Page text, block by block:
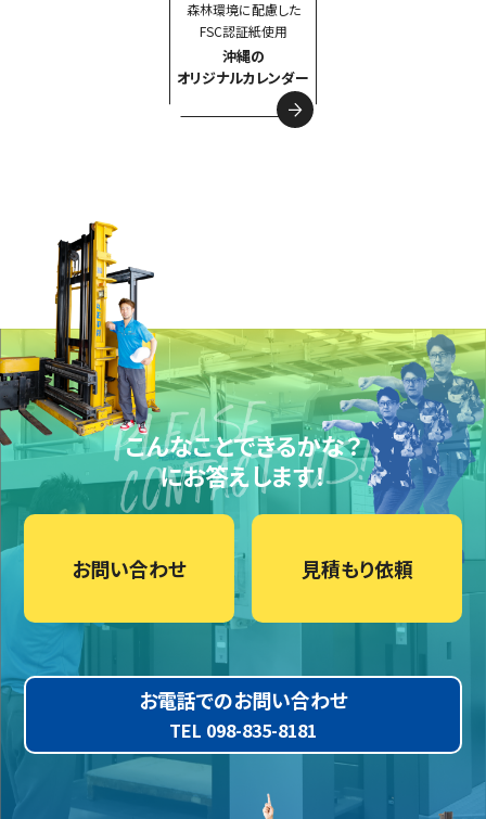
森林環境に配慮した
FSC認証紙使用
沖縄の
オリジナルカレンダー
こんなことできるかな？
にお答えします！
お問い合わせ 見積もり依頼
お電話でのお問い合わせ
TEL 098-835-8181